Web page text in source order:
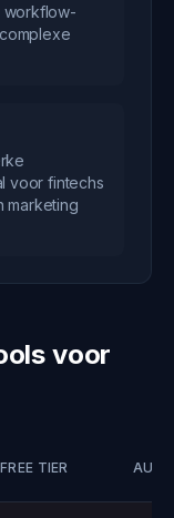
workflow-
voor fintechs
marketing
voor
FREE TIER